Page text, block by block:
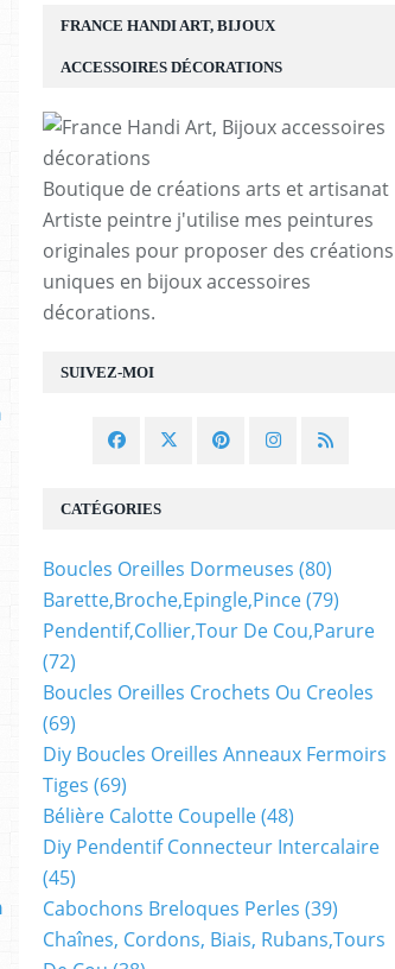
SUIVEZ-MOI
FRANCE HANDI ART, BIJOUX
ACCESSOIRES DÉCORATIONS
Boutique de créations arts et artisanat
Artiste peintre j'utilise mes peintures
originales pour proposer des créations
uniques en bijoux accessoires
décorations.
CATÉGORIES
Boucles Oreilles Dormeuses (80)
Barette,broche,epingle,pince(79)
Pendentif,collier,tour De Cou,parure
(72)
Boucles Oreilles Crochets Ou Creoles
(69)
Diy Boucles Oreilles Anneaux Fermoirs
Tiges (69)
Bélière Calotte Coupelle(48)
Diy Pendentif Connecteur Intercalaire
(45)
Cabochons Breloques Perles (39)
Chaînes, Cordons, Biais, Rubans,tours